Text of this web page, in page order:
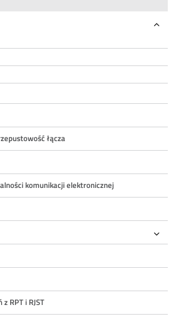
łącza
komunikacji elektronicznej
RPT i RJST